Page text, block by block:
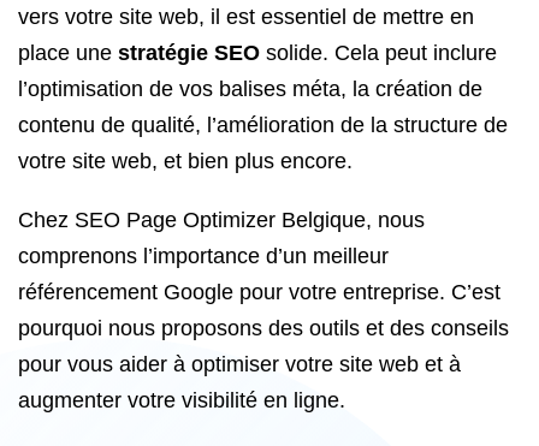
vers votre site web, il est essentiel de mettre en
place une stratégie SEO solide. Cela peut inclure
l’optimisation de vos balises méta, la création de
contenu de qualité, l’amélioration de la structure de
votre site web, et bien plus encore.
Chez SEO Page Optimizer Belgique, nous
comprenons l’importance d’un meilleur
référencement Google pour votre entreprise. C’est
pourquoi nous proposons des outils et des conseils
pour vous aider à optimiser votre site web et à
augmenter votre visibilité en ligne.